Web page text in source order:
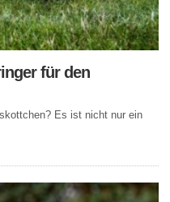
für den
Es ist nicht nur ein